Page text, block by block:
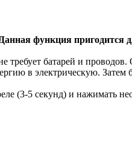
функция пригодится
требует батарей и
в электрическую.
(3-5 секунд) и нажимать